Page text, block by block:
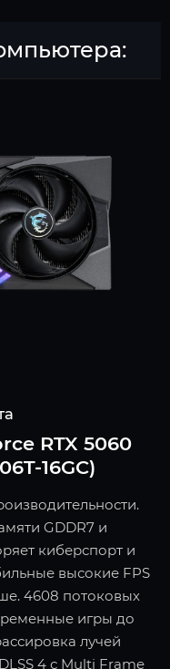
RTX 5060
16GC)
GDDR7 и
киберспорт и
высокие FPS
4608 потоковых
игры до
лучей
4 с Multi Frame